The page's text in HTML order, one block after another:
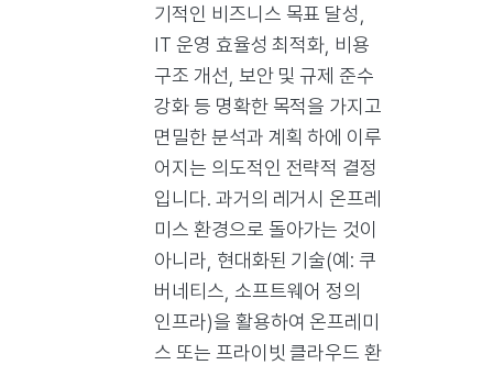
기적인 비즈니스 목표 달성,
IT 운영 효율성 최적화, 비용
구조 개선, 보안 및 규제 준수
강화 등 명확한 목적을 가지고
면밀한 분석과 계획 하에 이루
어지는 의도적인 전략적 결정
입니다. 과거의 레거시 온프레
미스 환경으로 돌아가는 것이
아니라, 현대화된 기술(예: 쿠
버네티스, 소프트웨어 정의
인프라)을 활용하여 온프레미
스 또는 프라이빗 클라우드 환